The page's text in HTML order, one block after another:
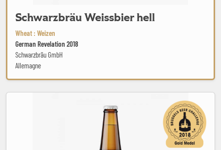
Schwarzbräu Weissbier hell
Wheat : Weizen
German Revelation 2018
Schwarzbräu GmbH
Allemagne